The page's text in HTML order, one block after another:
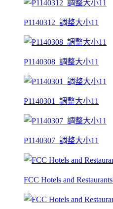
P1140312_調整大小11
P1140308_調整大小11
P1140301_調整大小11
P1140307_調整大小11
FCC Hotels and